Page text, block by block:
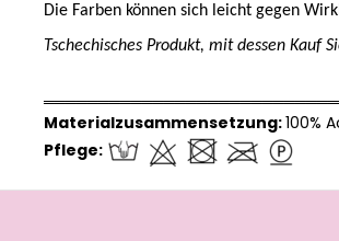
Die Farben können sich leicht gegen
Tschechisches Produkt, mit dessen Kauf
Materialzusammensetzung:100%
Pflege: